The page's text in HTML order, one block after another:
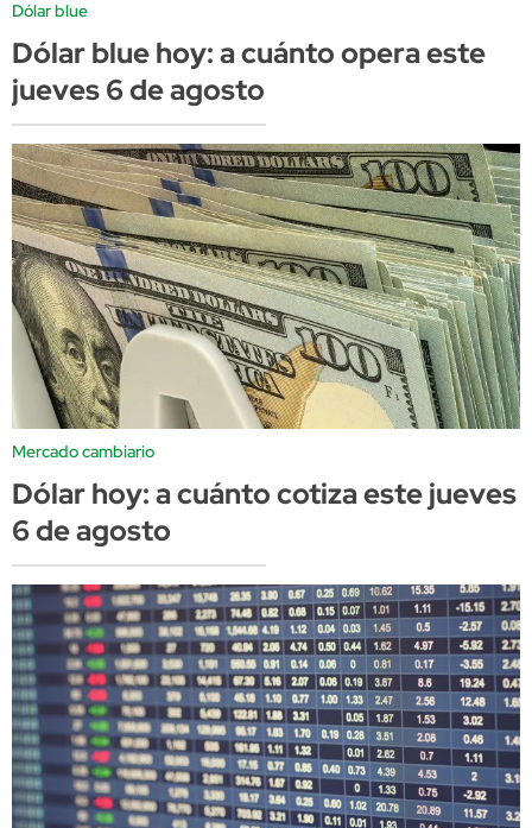
Dólar blue
Dólar blue hoy: a cuánto opera este
jueves 6 de agosto
Mercado cambiario
Dólar hoy: a cuánto cotiza este jueves
6 de agosto